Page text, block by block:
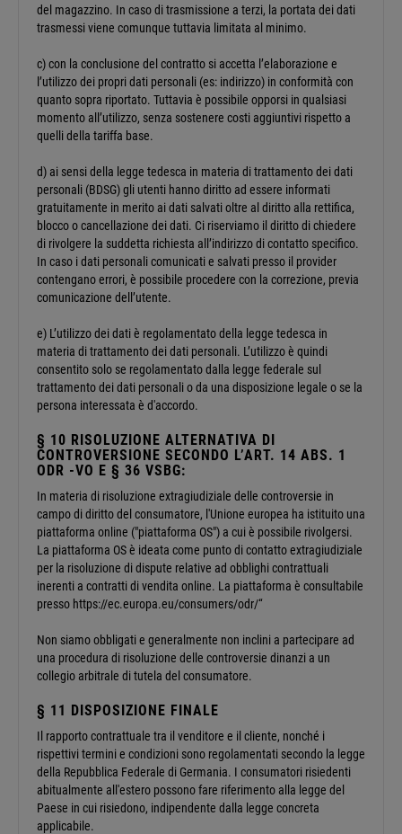
del magazzino. In caso di trasmissione a terzi, la portata dei dati
trasmessi viene comunque tuttavia limitata al minimo.
c) con la conclusione del contratto si accetta l’elaborazione e
l’utilizzo dei propri dati personali (es: indirizzo) in conformità con
quanto sopra riportato. Tuttavia è possibile opporsi in qualsiasi
momento all’utilizzo, senza sostenere costi aggiuntivi rispetto a
quelli della tariffa base.
d) ai sensi della legge tedesca in materia di trattamento dei dati
personali (BDSG) gli utenti hanno diritto ad essere informati
gratuitamente in merito ai dati salvati oltre al diritto alla rettifica,
blocco o cancellazione dei dati. Ci riserviamo il diritto di chiedere
di rivolgere la suddetta richiesta all’indirizzo di contatto specifico.
In caso i dati personali comunicati e salvati presso il provider
contengano errori, è possibile procedere con la correzione, previa
comunicazione dell’utente.
e) L’utilizzo dei dati è regolamentato della legge tedesca in
materia di trattamento dei dati personali. L’utilizzo è quindi
consentito solo se regolamentato dalla legge federale sul
trattamento dei dati personali o da una disposizione legale o se la
persona interessata è d'accordo.
§ 10 RISOLUZIONE ALTERNATIVA DI
CONTROVERSIONE SECONDO L’ART. 14 ABS. 1
ODR -VO E § 36 VSBG:
In materia di risoluzione extragiudiziale delle controversie in
campo di diritto del consumatore, l'Unione europea ha istituito una
piattaforma online ("piattaforma OS") a cui è possibile rivolgersi.
La piattaforma OS è ideata come punto di contatto extragiudiziale
per la risoluzione di dispute relative ad obblighi contrattuali
inerenti a contratti di vendita online. La piattaforma è consultabile
presso https://ec.europa.eu/consumers/odr/“
Non siamo obbligati e generalmente non inclini a partecipare ad
una procedura di risoluzione delle controversie dinanzi a un
collegio arbitrale di tutela del consumatore.
§ 11 DISPOSIZIONE FINALE
Il rapporto contrattuale tra il venditore e il cliente, nonché i
rispettivi termini e condizioni sono regolamentati secondo la legge
della Repubblica Federale di Germania. I consumatori risiedenti
abitualmente all'estero possono fare riferimento alla legge del
Paese in cui risiedono, indipendente dalla legge concreta
applicabile.